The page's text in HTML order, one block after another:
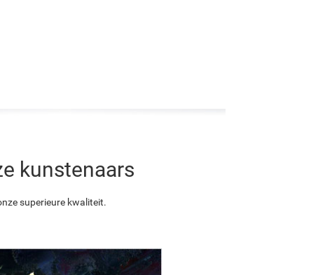
kunstenaars
superieure kwaliteit.